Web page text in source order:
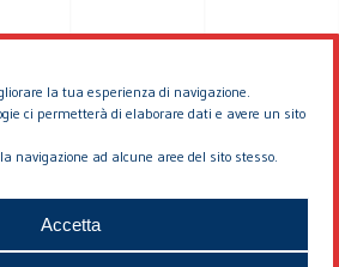
la tua esperienza di navigazione.
ci permetterà di elaborare dati e avere un sito
navigazione ad alcune aree del sito stesso.
Accetta
EDDYBURG